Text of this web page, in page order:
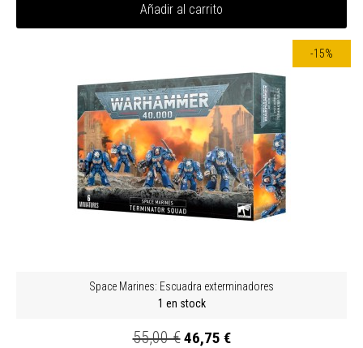
Añadir al carrito
-15%
Space Marines: Escuadra exterminadores
1 en stock
55,00 €46,75 €